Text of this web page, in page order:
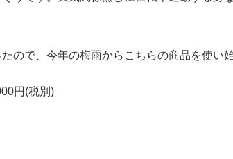
ので、今年の梅雨からこちらの商品を使い始
円(税別)